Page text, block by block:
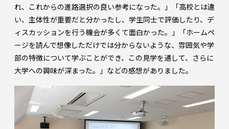
れ、これからの進路選択の良い参考になった。」「高校とは違
い、主体性が重要だと分かったし、学生同士で評価したり、デ
ィスカッションを行う機会が多くて面白かった。」「ホームペ
ージを読んで想像しただけでは分からないような、雰囲気や学
部の特徴について学ぶことができ、この見学を通して、さらに
大学への興味が深まった。」などの感想がありました。